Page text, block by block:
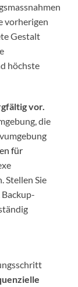
vorherigen
Gestalt
höchste
vor.
die
für
Stellen Sie
Backup-